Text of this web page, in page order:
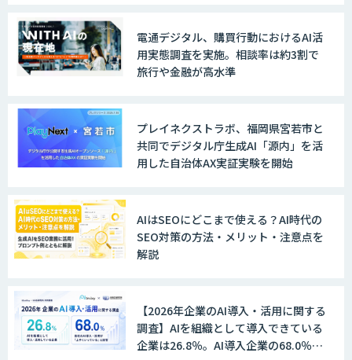
WARP NEXT
LINE WORKS AiNote
Explaza 生成AI Partner｜AIエージェン
GENIEE SFA/CRM
WAN-RECORD Plus
電通デジタル、購買行動におけるAI活
用実態調査を実施。相談率は約3割で
旅行や金融が高水準
プレイネクストラボ、福岡県宮若市と
共同でデジタル庁生成AI「源内」を活
用した自治体AX実証実験を開始
AIはSEOにどこまで使える？AI時代の
SEO対策の方法・メリット・注意点を
解説
【2026年企業のAI導入・活用に関する
調査】AIを組織として導入できている
企業は26.8％。AI導入企業の68.0％